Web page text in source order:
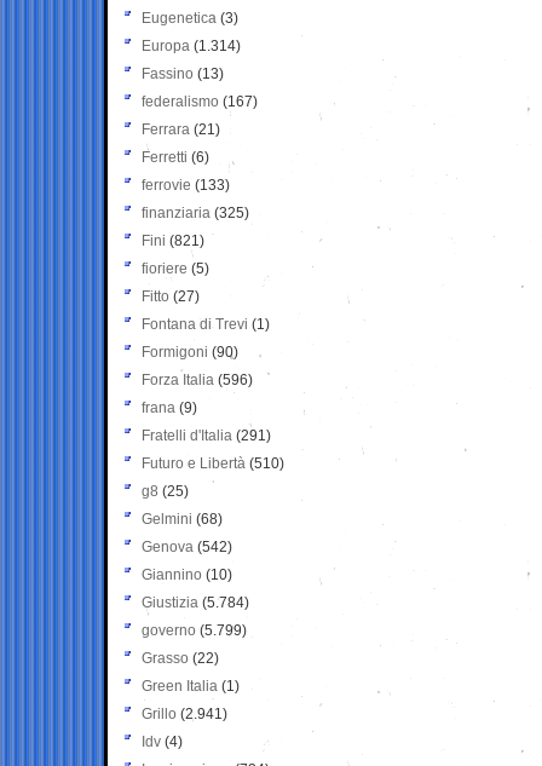
Eugenetica (3)
Europa (1.314)
Fassino (13)
federalismo (167)
Ferrara (21)
Ferretti (6)
ferrovie (133)
finanziaria (325)
Fini (821)
fioriere (5)
Fitto (27)
Fontana di Trevi (1)
Formigoni (90)
Forza Italia (596)
frana (9)
Fratelli d'Italia (291)
Futuro e Libertà (510)
g8 (25)
Gelmini (68)
Genova (542)
Giannino (10)
Giustizia (5.784)
governo (5.799)
Grasso (22)
Green Italia (1)
Grillo (2.941)
Idv (4)